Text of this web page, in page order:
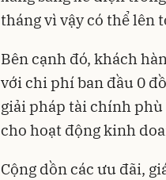
tháng vì vậy có thể lên
Bên cạnh đó, khách
với chi phí ban đầu 0
giải pháp tài chính
cho hoạt động kinh
Cộng dồn các ưu đãi,